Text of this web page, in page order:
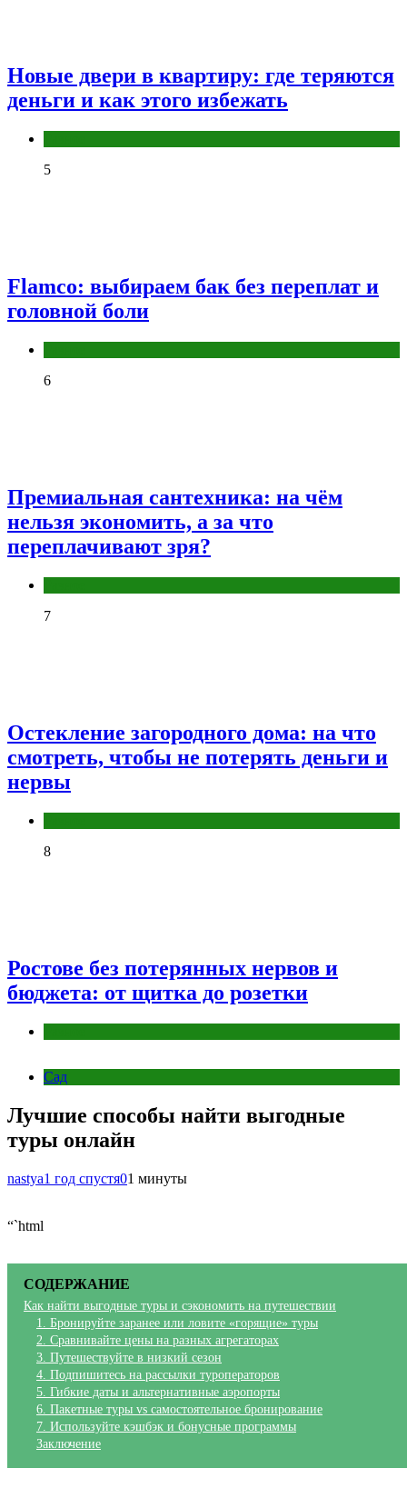
Новые двери в квартиру: где теряются
деньги и как этого избежать
5
Flamco: выбираем бак без переплат и
головной боли
6
Премиальная сантехника: на чём
нельзя экономить, а за что
переплачивают зря?
7
Остекление загородного дома: на что
смотреть, чтобы не потерять деньги и
нервы
8
Ростове без потерянных нервов и
бюджета: от щитка до розетки
Сад
Лучшие способы найти выгодные
туры онлайн
nastya1 год спустя01 минуты
“`html
СОДЕРЖАНИЕ
Как найти выгодные туры и сэкономить на путешествии
1. Бронируйте заранее или ловите «горящие» туры
2. Сравнивайте цены на разных агрегаторах
3. Путешествуйте в низкий сезон
4. Подпишитесь на рассылки туроператоров
5. Гибкие даты и альтернативные аэропорты
6. Пакетные туры vs самостоятельное бронирование
7. Используйте кэшбэк и бонусные программы
Заключение